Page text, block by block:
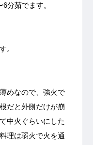
分茹でます。
。
めなので、強火で
だと外側だけが崩
中火ぐらいにした
理は弱火で火を通